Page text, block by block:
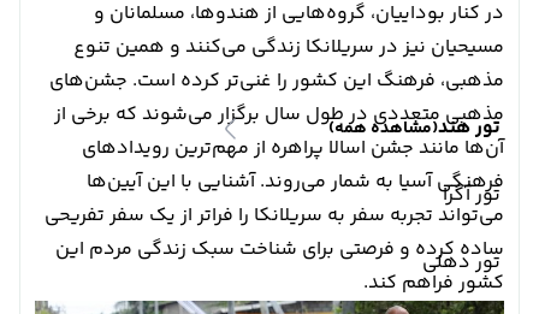
تور هند(مشاهده همه)
تور آگرا
تور دهلی
در کنار بوداییان، گروه‌هایی از هندوها، مسلمانان و
مسیحیان نیز در سریلانکا زندگی می‌کنند و همین تنوع
مذهبی، فرهنگ این کشور را غنی‌تر کرده است. جشن‌های
مذهبی متعددی در طول سال برگزار می‌شوند که برخی از
آن‌ها مانند جشن اسالا پراهره از مهم‌ترین رویدادهای
فرهنگی آسیا به شمار می‌روند. آشنایی با این آیین‌ها
می‌تواند تجربه سفر به سریلانکا را فراتر از یک سفر تفریحی
ساده کرده و فرصتی برای شناخت سبک زندگی مردم این
کشور فراهم کند.